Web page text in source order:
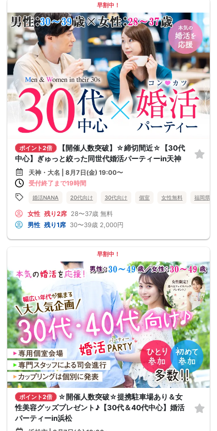
早割中！
ポイント2倍
【開催人数突破】☆締切間近☆【30代
中心】ぎゅっと絞った同世代婚活パーティーin天神
天神・大名 | 8月7日(金) 19:00〜
受付終了まで19時間
婚活NANA 20代向け 30代向け 個室 女性無料 福岡県
女性 残り2席 28〜37歳 無料
男性 残り1席 30〜39歳 2,000円
早割中！
ポイント2倍
☆開催人数突破☆提携駐車場あり＆女
性美容グッズプレゼント♪【30代＆40代中心】婚活
パーティーin浜松